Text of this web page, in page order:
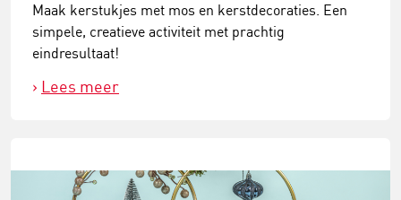
Maak kerstukjes met mos en kerstdecoraties. Een
simpele, creatieve activiteit met prachtig
eindresultaat!
Lees meer